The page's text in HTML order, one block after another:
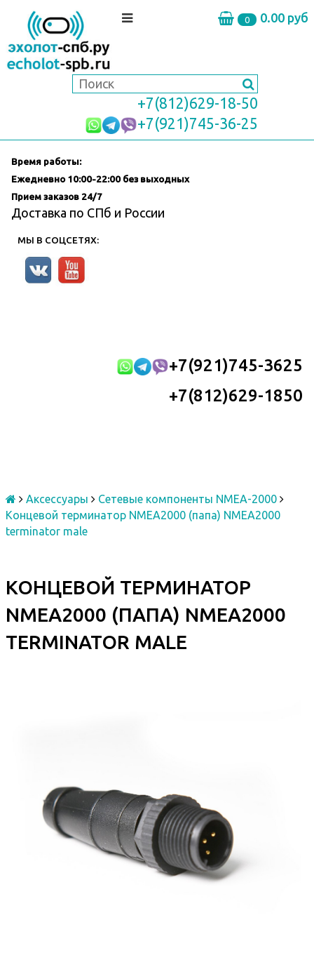
0 0.00 руб
+7(812)629-18-50
+7(921)745-36-25
Время работы:
Ежедневно 10:00-22:00 без выходных
Прием заказов 24/7
Доставка по СПб и России
МЫ В СОЦСЕТЯХ:
+7(921)745-3625
+7(812)629-1850
Аксессуары
Сетевые компоненты NMEA-2000
Концевой терминатор NMEA2000 (папа) NMEA2000
terminator male
КОНЦЕВОЙ ТЕРМИНАТОР
NMEA2000 (ПАПА) NMEA2000
TERMINATOR MALE